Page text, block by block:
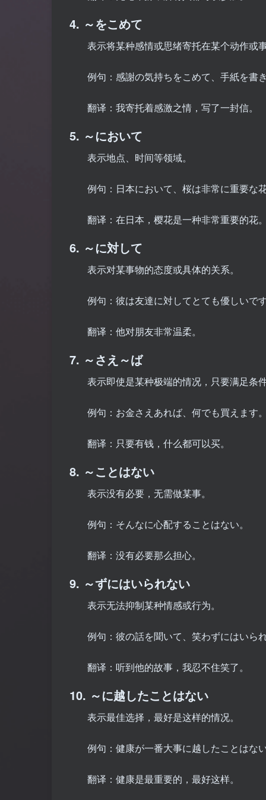
4. ～をこめて
表示将某种感情或思绪寄托在某个动作或事
例句：感謝の気持ちをこめて、手紙を書き
翻译：我寄托着感激之情，写了一封信。
5. ～において
表示地点、时间等领域。
例句：日本において、桜は非常に重要な花
翻译：在日本，樱花是一种非常重要的花。
6. ～に対して
表示对某事物的态度或具体的关系。
例句：彼は友達に対してとても優しいです
翻译：他对朋友非常温柔。
7. ～さえ～ば
表示即使是某种极端的情况，只要满足条件
例句：お金さえあれば、何でも買えます。
翻译：只要有钱，什么都可以买。
8. ～ことはない
表示没有必要，无需做某事。
例句：そんなに心配することはない。
翻译：没有必要那么担心。
9. ～ずにはいられない
表示无法抑制某种情感或行为。
例句：彼の話を聞いて、笑わずにはいられ
翻译：听到他的故事，我忍不住笑了。
10. ～に越したことはない
表示最佳选择，最好是这样的情况。
例句：健康が一番大事に越したことはない
翻译：健康是最重要的，最好这样。